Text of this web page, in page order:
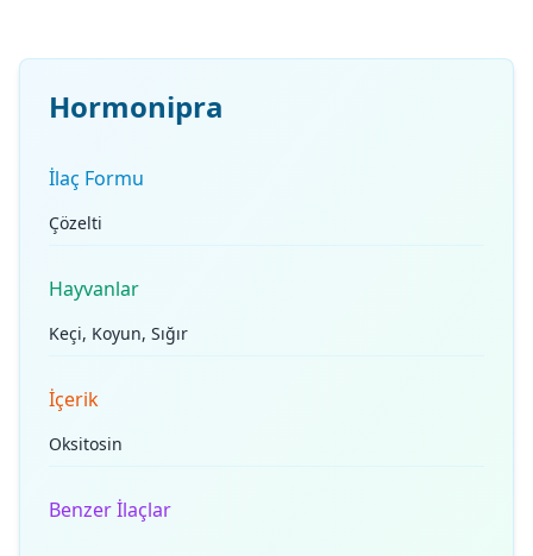
Hormonipra
İlaç Formu
Çözelti
Hayvanlar
Keçi, Koyun, Sığır
İçerik
Oksitosin
Benzer İlaçlar